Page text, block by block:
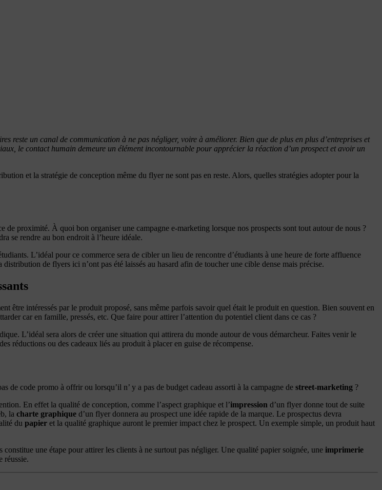
reste un canal de communication à ne pas négliger, voire à améliorer. Bien que de plus en plus d’entreprises et
le contact humain demeure un élément incontournable pour apprécier la réaction d’un prospect et avoir un
et la stratégie de conception même du flyer ne sont pas en reste. Alors, quelles stratégies adopter pour la
proximité. À quoi bon organiser une campagne e-marketing lorsque nos prospects sont tout autour de nous ?
se rendre au bon endroit à l’heure idéale.
L’idéal pour ce commerce sera de cibler un lieu de rencontre d’étudiants à une heure de forte affluence
distribution de flyers ici n’ont pas été laissés au hasard afin de toucher une cible dense mais précise.
être intéressés par le produit proposé, sans même parfois savoir quel était le produit en question. Bien souvent en
car en famille, pressés, etc. Que faire pour attirer l’attention du potentiel client dans ce cas ?
L’idéal sera alors de créer une situation qui attirera du monde autour de vous démarcheur. Faites venir le
réductions ou des cadeaux liés au produit à placer en guise de récompense.
de code promo à offrir ou lorsqu’il n’ y a pas de budget cadeau assorti à la campagne de street-marketing ?
En effet la qualité de conception, comme l’aspect graphique et l’impression d’un flyer donne tout de suite
la charte graphique d’un flyer donnera au prospect une idée rapide de la marque. Le prospectus devra
du papier et la qualité graphique auront le premier impact chez le prospect. Un exemple simple, un produit haut
constitue une étape pour attirer les clients à ne surtout pas négliger. Une qualité papier soignée, une imprimerie
réussie.